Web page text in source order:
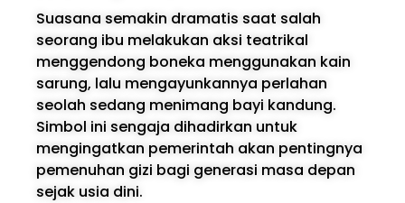
Suasana semakin dramatis saat salah
seorang ibu melakukan aksi teatrikal
menggendong boneka menggunakan kain
sarung, lalu mengayunkannya perlahan
seolah sedang menimang bayi kandung.
Simbol ini sengaja dihadirkan untuk
mengingatkan pemerintah akan pentingnya
pemenuhan gizi bagi generasi masa depan
sejak usia dini.